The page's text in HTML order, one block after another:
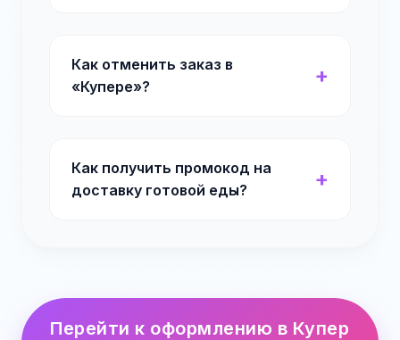
Как отменить заказ в
«Купере»?
Как получить промокод на
доставку готовой еды?
Перейти к оформлению в Купер